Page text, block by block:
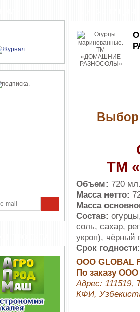
Выбор
ТМ
Объем: 720
Масса нетто:
Масса
Состав:
соль, сахар,
укроп), чёрный
Срок
ООО GLOBAL
По заказу
Адрес:
КФИ,